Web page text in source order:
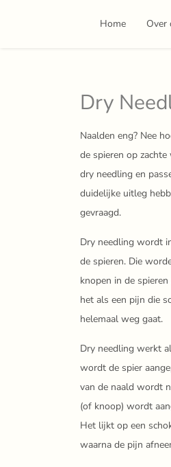
Home Over
Dry
Naalden eng? Nee
de spieren op
dry needling en
duidelijke uitleg
gevraagd.
Dry needling wordt
de spieren. Die
knopen in de
het als een pijn die
helemaal weg gaat.
Dry needling werkt
wordt de spier
van de naald wordt
(of knoop) wordt
Het lijkt op een
waarna de pijn